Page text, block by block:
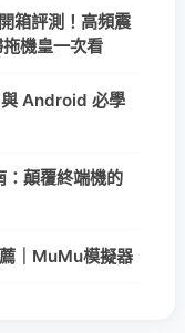
箱評測！高頻震
機皇一次看
Android 必學
顛覆終端機的
｜MuMu模擬器